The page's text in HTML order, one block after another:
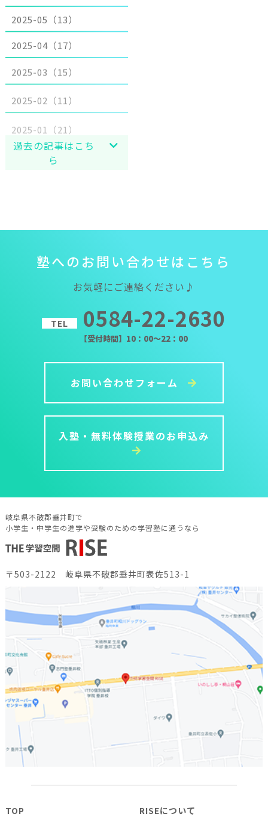
2025-05（13）
2025-04（17）
2025-03（15）
過去の記事はこち
ら
塾への お問い合わせは こ ち ら
お気軽にご連絡ください♪
TEL 0584-22-2630
【受付時間】10：00～22：00
お問い合わせフォーム
入塾・無料体験授業のお申込み
岐阜県不破郡垂井町で
小学生・中学生の進学や受験のための学習塾に通うなら
〒503-2122 岐阜県不破郡垂井町表佐513-1
TOP RISEについて